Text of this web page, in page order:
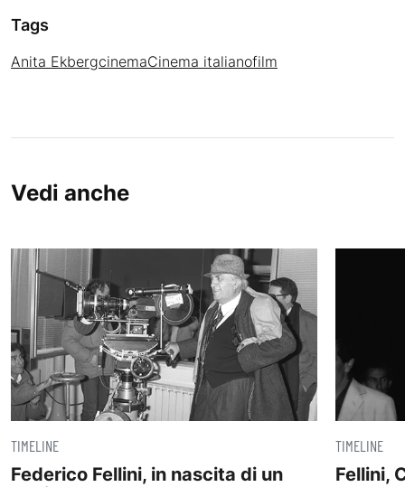
Tags
Anita EkbergcinemaCinema italianofilm
Vedi anche
TIMELINE
Federico Fellini, in nascita di un
TIMELINE
Fellini,